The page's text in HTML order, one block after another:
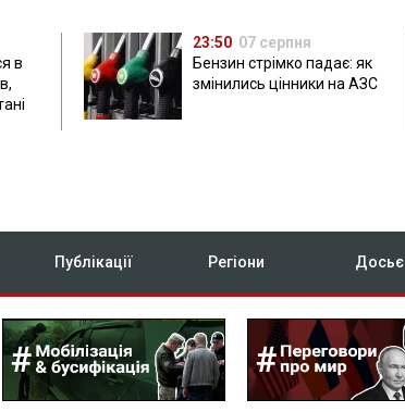
в
23:50 07 серпня
Бензин стрімко падає: як
змінились цінники на АЗС
Публікації Регіони Досьє